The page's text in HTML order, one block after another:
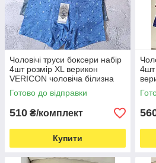
Чоловічі труси боксери набір
4шт розмір XL верикон
VERICON чоловіча білизна
Готово до відправки
510 ₴/комплект
Купити
4шт